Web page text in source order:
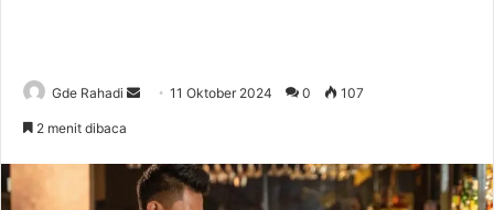
Gde Rahadi
d
a
11 Oktober 2024 0 107
2 menit dibaca